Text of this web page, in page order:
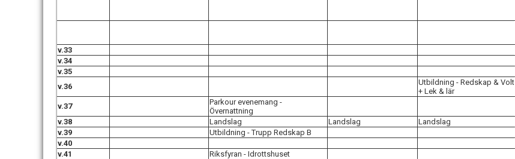
v.33
v.34
v.35
v.36
Utbildning - Redskap & Volt
+ Lek & lär
v.37
Parkour evenemang -
Övernattning
v.38
Landslag Landslag
Landslag
v.39
Utbildning - Trupp Redskap B
v.40
v.41
Riksfyran - Idrottshuset